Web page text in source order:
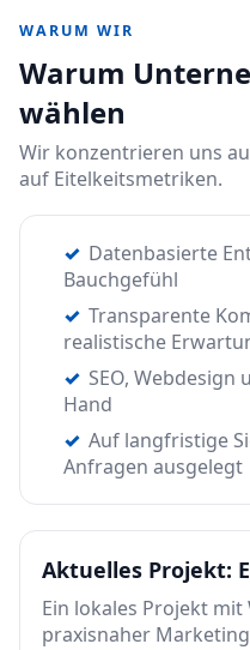
WARUM WIR
Warum
wählen
Wir konzentrieren uns
auf Eitelkeitsmetriken.
Datenbasierte
Bauchgefühl
Transparente
realistische
SEO,
Hand
Auf langfristige
Anfragen ausgelegt
Aktuelles Projekt:
Ein lokales Projekt mit
praxisnaher